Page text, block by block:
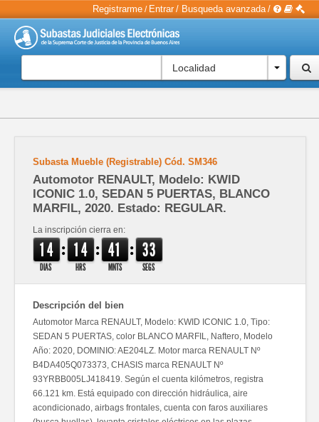
Registrarme / Entrar / Busqueda avanzada /
Localidad
Subasta Mueble (Registrable) Cód. SM346
Automotor RENAULT, Modelo: KWID
ICONIC 1.0, SEDAN 5 PUERTAS, BLANCO
MARFIL, 2020. Estado: REGULAR.
La inscripción cierra en:
14
DIAS
: 14
HRS
: 41
MNTS
: 33
SEGS
Descripción del bien
Automotor Marca RENAULT, Modelo: KWID ICONIC 1.0, Tipo:
SEDAN 5 PUERTAS, color BLANCO MARFIL, Naftero, Modelo
Año: 2020, DOMINIO: AE204LZ. Motor marca RENAULT Nº
B4DA405Q073373, CHASIS marca RENAULT Nº
93YRBB005LJ418419. Según el cuenta kilómetros, registra
66.121 km. Está equipado con dirección hidráulica, aire
acondicionado, airbags frontales, cuenta con faros auxiliares